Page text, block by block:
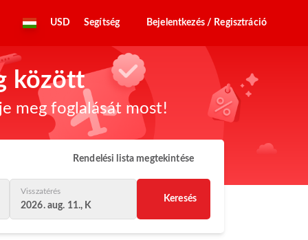
USD Segítség Bejelentkezés / Regisztráció
között
meg foglalását most!
Rendelési lista megtekintése
Visszatérés
2026. aug. 11., K
Keresés